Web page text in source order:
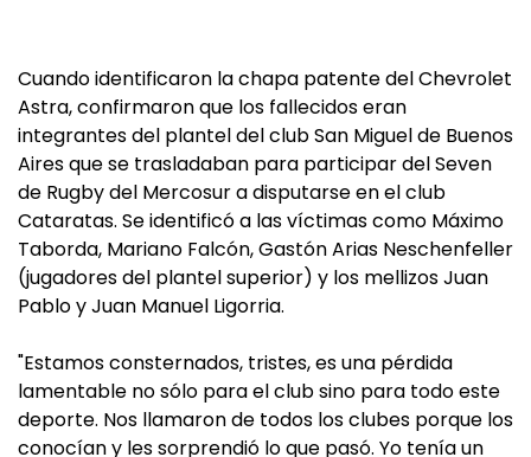
Cuando identificaron la chapa patente del Chevrolet
Astra, confirmaron que los fallecidos eran
integrantes del plantel del club San Miguel de Buenos
Aires que se trasladaban para participar del Seven
de Rugby del Mercosur a disputarse en el club
Cataratas. Se identificó a las víctimas como Máximo
Taborda, Mariano Falcón, Gastón Arias Neschenfeller
(jugadores del plantel superior) y los mellizos Juan
Pablo y Juan Manuel Ligorria.
"Estamos consternados, tristes, es una pérdida
lamentable no sólo para el club sino para todo este
deporte. Nos llamaron de todos los clubes porque los
conocían y les sorprendió lo que pasó. Yo tenía un